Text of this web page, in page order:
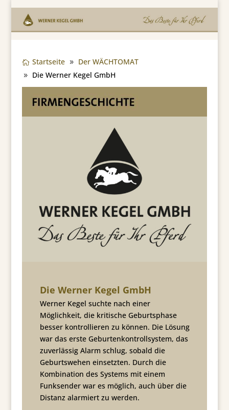
Startseite
Der WÄCHTOMAT
Die Werner Kegel GmbH
Die Werner Kegel GmbH
Werner Kegel suchte nach einer
Möglichkeit, die kritische Geburtsphase
besser kontrollieren zu können. Die Lösung
war das erste Geburtenkontrollsystem, das
zuverlässig Alarm schlug, sobald die
Geburtswehen einsetzten. Durch die
Kombination des Systems mit einem
Funksender war es möglich, auch über die
Distanz alarmiert zu werden.